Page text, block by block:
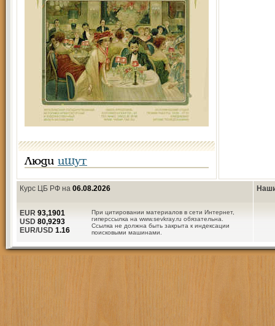
Люди ищут
Курс ЦБ РФ на 06.08.2026
При цитировании материалов в сети Интернет,
гиперссылка на www.sevkray.ru обязательна.
Ссылка не должна быть закрыта к индексации
поисковыми машинами.
EUR 93,1901
USD 80,9293
EUR/USD 1.16